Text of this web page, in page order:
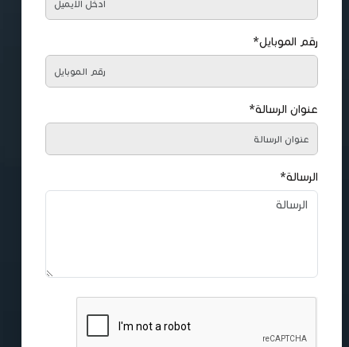
رقم الموبايل*
عنوان الرسالة*
الرسالة*